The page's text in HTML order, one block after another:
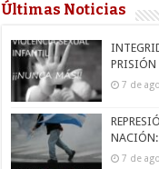
Últimas Noticias
PRISIÓN
7 de
NACIÓN:
7 de